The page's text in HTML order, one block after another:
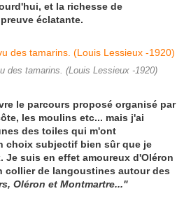
et la richesse de
éclatante.
des tamarins. (Louis Lessieux -1920)
le parcours proposé organisé par
les moulins etc... mais j'ai
des toiles qui m'ont
choix subjectif bien sûr que je
Je suis en effet amoureux d'Oléron
collier de langoustines autour des
Oléron et Montmartre..."